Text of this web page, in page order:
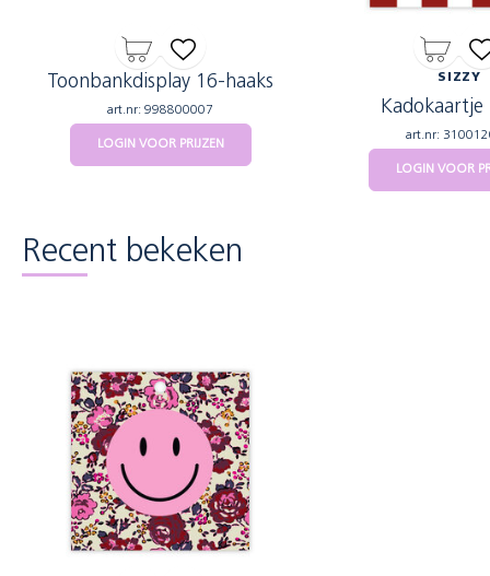
Toonbankdisplay 16-haaks
art.nr: 998800007
LOGIN VOOR PRIJZEN
SIZZY
Kadokaartje
art.nr:
LOGIN VOOR
Recent bekeken